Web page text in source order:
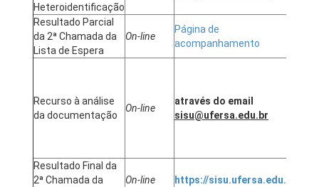
Heteroidentificação
Resultado Parcial
da 2ª Chamada da
Lista de Espera
On-line
Página de
acompanhamento
Recurso à análise
da documentação
On-line
através do email
sisu@ufersa.edu.br
Resultado Final da
2ª Chamada da
On-line https://sisu.ufersa.edu.br/